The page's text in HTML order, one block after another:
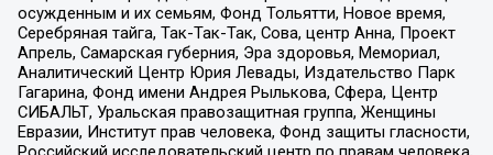
осужденным и их семьям, Фонд Тольятти, Новое время,
Серебряная тайга, Так-Так-Так, Сова, центр Анна, Проект
Апрель, Самарская губерния, Эра здоровья, Мемориал,
Аналитический Центр Юрия Левады, Издательство Парк
Гагарина, Фонд имени Андрея Рылькова, Сфера, Центр
СИБАЛЬТ, Уральская правозащитная группа, Женщины
Евразии, Институт прав человека, Фонд защиты гласности,